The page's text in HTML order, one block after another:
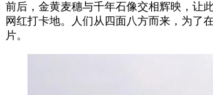
前后，金黄麦穗与千年石像交相辉映，让
网红打卡地。人们从四面八方而来，为了
片。